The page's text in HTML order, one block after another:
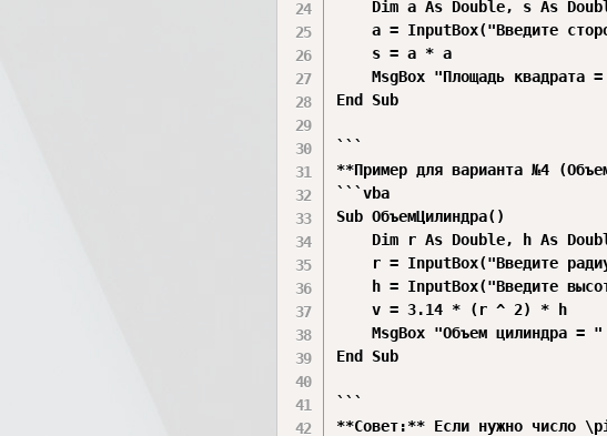
Dim a As Double, s As
a = InputBox("Введите
    s = a * a
MsgBox "Площадь квадрата =
End Sub
```
**Пример для варианта №4
```vba
Sub ОбъемЦилиндра()
Dim r As Double, h As
r = InputBox("Введите
h = InputBox("Введите
    v = 3.14 * (r ^ 2) * h
MsgBox "Объем цилиндра = "
End Sub
```
**Совет:** Если нужно число